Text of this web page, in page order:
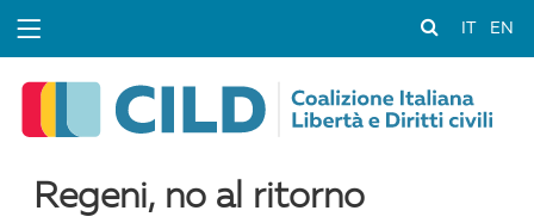
EN
Regeni, no al ritorno